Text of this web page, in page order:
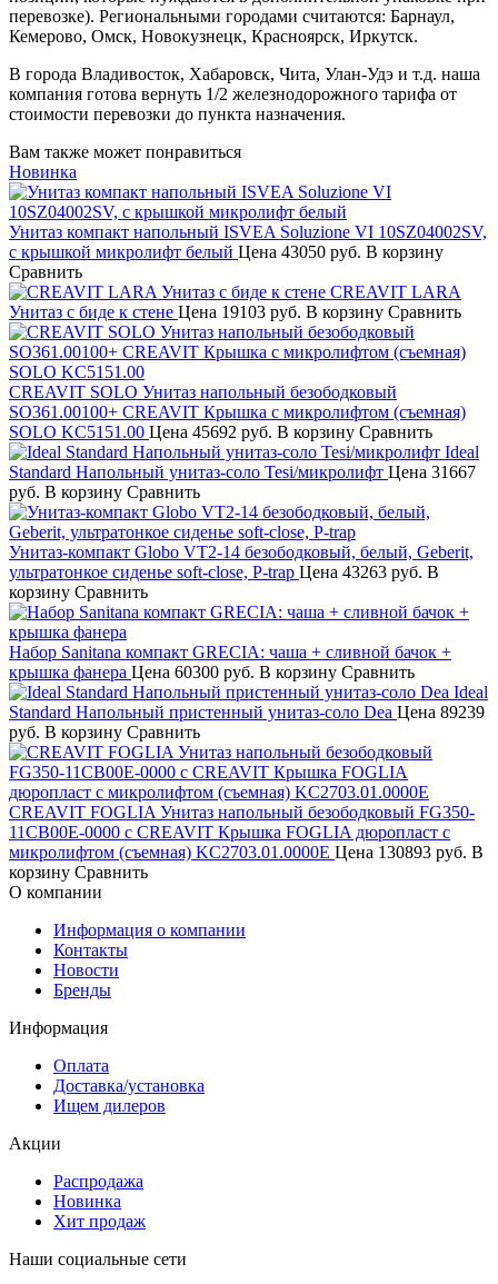
перевозке). Региональными городами считаются: Барнаул,
Кемерово, Омск, Новокузнецк, Красноярск, Иркутск.
В города Владивосток, Хабаровск, Чита, Улан-Удэ и т.д. наша
компания готова вернуть 1/2 железнодорожного тарифа от
стоимости перевозки до пункта назначения.
Вам также может понравиться
Новинка
Унитаз компакт напольный ISVEA Soluzione VI 10SZ04002SV,
с крышкой микролифт белый Цена 43050 руб. В корзину
Сравнить
CREAVIT LARA
Унитаз с биде к стене Цена 19103 руб. В корзину Сравнить
CREAVIT SOLO Унитаз напольный безободковый
SO361.00100+ CREAVIT Крышка с микролифтом (съемная)
SOLO KC5151.00 Цена 45692 руб. В корзину Сравнить
Ideal
Standard Напольный унитаз-соло Tesi/микролифт Цена 31667
руб. В корзину Сравнить
Унитаз-компакт Globo VT2-14 безободковый, белый, Geberit,
ультратонкое сиденье soft-close, P-trap Цена 43263 руб. В
корзину Сравнить
Набор Sanitana компакт GRECIA: чаша + сливной бачок +
крышка фанера Цена 60300 руб. В корзину Сравнить
Ideal
Standard Напольный пристенный унитаз-соло Dea Цена 89239
руб. В корзину Сравнить
CREAVIT FOGLIA Унитаз напольный безободковый FG350-
11CB00E-0000 с CREAVIT Крышка FOGLIA дюропласт с
микролифтом (съемная) KC2703.01.0000E Цена 130893 руб. В
корзину Сравнить
О компании
Информация о компании
Контакты
Новости
Бренды
Информация
Оплата
Доставка/установка
Ищем дилеров
Акции
Распродажа
Новинка
Хит продаж
Наши социальные сети